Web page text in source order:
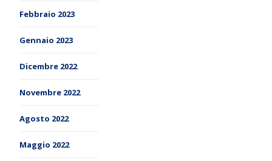
Febbraio 2023
Gennaio 2023
Dicembre 2022
Novembre 2022
Agosto 2022
Maggio 2022